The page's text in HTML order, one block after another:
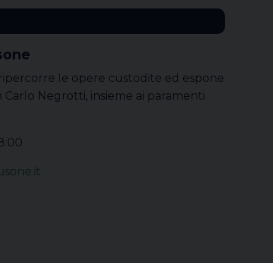
le opere custodite ed espone
Negrotti, insieme ai paramenti